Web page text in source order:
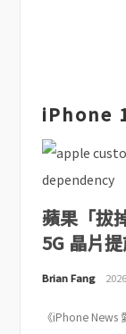
iPhone
蘋果「拔
5G 晶片
Brian Fang
《iPhone News